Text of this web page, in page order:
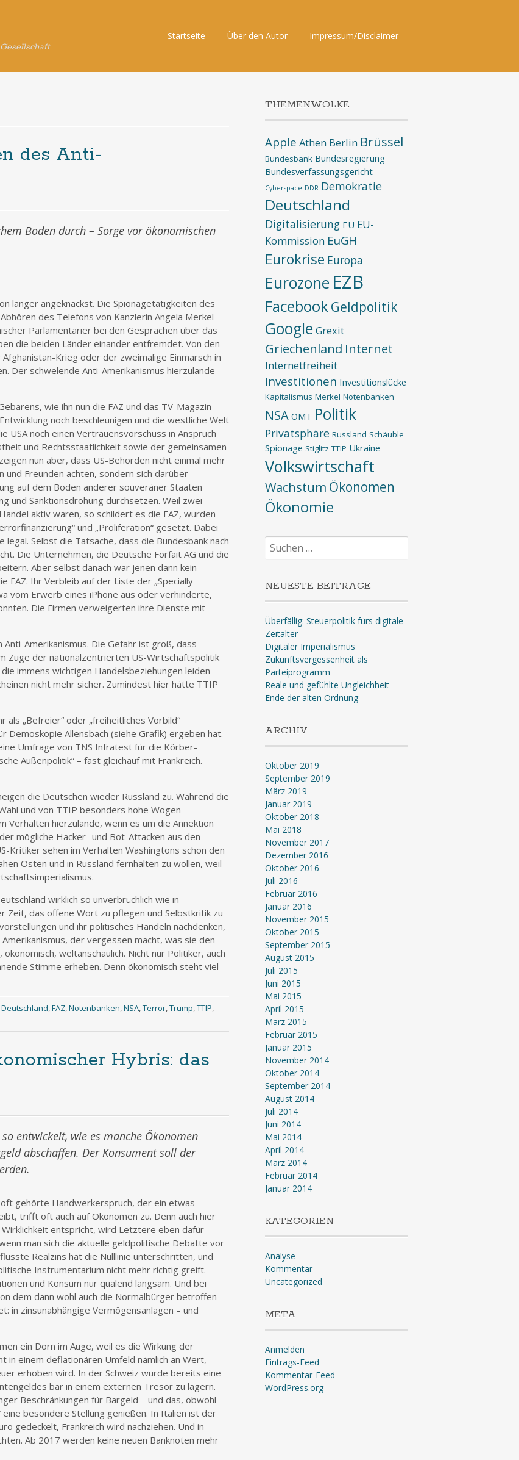
Skip
Startseite Über den Autor Impressum/Disclaimer
des Anti-
Boden durch – Sorge vor ökonomischen
länger angeknackst. Die Spionagetätigkeiten des
des Telefons von Kanzlerin Angela Merkel
Parlamentarier bei den Gesprächen über das
die beiden Länder einander entfremdet. Von den
Krieg oder der zweimalige Einmarsch in
Der schwelende Anti-Amerikanismus hierzulande
wie ihn nun die FAZ und das TV-Magazin
noch beschleunigen und die westliche Welt
USA noch einen Vertrauensvorschuss in Anspruch
und Rechtsstaatlichkeit sowie der gemeinsamen
nun aber, dass US-Behörden nicht einmal mehr
Freunden achten, sondern sich darüber
auf dem Boden anderer souveräner Staaten
und Sanktionsdrohung durchsetzen. Weil zwei
aktiv waren, so schildert es die FAZ, wurden
und „Proliferation“ gesetzt. Dabei
Selbst die Tatsache, dass die Bundesbank nach
Die Unternehmen, die Deutsche Forfait AG und die
Aber selbst danach war jenen dann kein
FAZ. Ihr Verbleib auf der Liste der „Specially
vom Erwerb eines iPhone aus oder verhinderte,
Die Firmen verweigerten ihre Dienste mit
Amerikanismus. Die Gefahr ist groß, dass
Zuge der nationalzentrierten US-Wirtschaftspolitik
immens wichtigen Handelsbeziehungen leiden
nicht mehr sicher. Zumindest hier hätte TTIP
als „Befreier“ oder „freiheitliches Vorbild“
Allensbach (siehe Grafik) ergeben hat.
Umfrage von TNS Infratest für die Körber-
Außenpolitik“ – fast gleichauf mit Frankreich.
die Deutschen wieder Russland zu. Während die
und von TTIP besonders hohe Wogen
Verhalten hierzulande, wenn es um die Annektion
mögliche Hacker- und Bot-Attacken aus den
Kritiker sehen im Verhalten Washingtons schon den
Osten und in Russland fernhalten zu wollen, weil
wirklich so unverbrüchlich wie in
Zeit, das offene Wort zu pflegen und Selbstkritik zu
und ihr politisches Handeln nachdenken,
der vergessen macht, was sie den
weltanschaulich. Nicht nur Politiker, auch
Stimme erheben. Denn ökonomisch steht viel
Deutschland,FAZ,Notenbanken,NSA,Terror,Trump,TTIP,
Hybris: das
entwickelt, wie es manche Ökonomen
abschaffen. Der Konsument soll der
gehörte Handwerkerspruch, der ein etwas
trifft oft auch auf Ökonomen zu. Denn auch hier
entspricht, wird Letztere eben dafür
man sich die aktuelle geldpolitische Debatte vor
Realzins hat die Nulllinie unterschritten, und
Instrumentarium nicht mehr richtig greift.
und Konsum nur quälend langsam. Und bei
dem dann wohl auch die Normalbürger betroffen
in zinsunabhängige Vermögensanlagen – und
ein Dorn im Auge, weil es die Wirkung der
einem deflationären Umfeld nämlich an Wert,
erhoben wird. In der Schweiz wurde bereits eine
bar in einem externen Tresor zu lagern.
Beschränkungen für Bargeld – und das, obwohl
besondere Stellung genießen. In Italien ist der
gedeckelt, Frankreich wird nachziehen. Und in
Ab 2017 werden keine neuen Banknoten mehr
THEMENWOLKE
Apple Athen Berlin Brüssel
Bundesbank Bundesregierung
Bundesverfassungsgericht
Cyberspace DDR Demokratie
Deutschland
Digitalisierung EU EU-
Kommission EuGH
Eurokrise Europa
Eurozone EZB
FacebookGeldpolitik
Google Grexit
Griechenland Internet
Internetfreiheit
Investitionen Investitionslücke
Kapitalismus Merkel Notenbanken
NSA OMT Politik
Privatsphäre Russland Schäuble
Spionage Stiglitz TTIP Ukraine
Volkswirtschaft
Wachstum Ökonomen
Ökonomie
Suchen
nach:
NEUESTE BEITRÄGE
Überfällig: Steuerpolitik fürs digitale
Zeitalter
Digitaler Imperialismus
Zukunftsvergessenheit als
Parteiprogramm
Reale und gefühlte Ungleichheit
Ende der alten Ordnung
ARCHIV
Oktober 2019
September 2019
März 2019
Januar 2019
Oktober 2018
Mai 2018
November 2017
Dezember 2016
Oktober 2016
Juli 2016
Februar 2016
Januar 2016
November 2015
Oktober 2015
September 2015
August 2015
Juli 2015
Juni 2015
Mai 2015
April 2015
März 2015
Februar 2015
Januar 2015
November 2014
Oktober 2014
September 2014
August 2014
Juli 2014
Juni 2014
Mai 2014
April 2014
März 2014
Februar 2014
Januar 2014
KATEGORIEN
Analyse
Kommentar
Uncategorized
META
Anmelden
Eintrags-Feed
Kommentar-Feed
WordPress.org